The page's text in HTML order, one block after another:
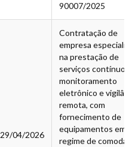
90007/2025
29/04/2026
Contratação de
empresa
na prestação de
serviços contínuos
monitoramento
eletrônico e
remota, com
fornecimento de
equipamentos em
regime de